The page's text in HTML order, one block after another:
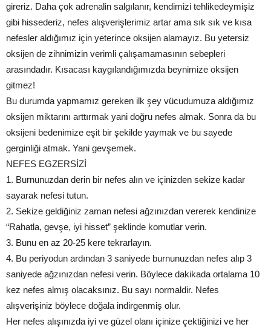
gireriz. Daha çok adrenalin salgılanır, kendimizi tehlikedeymişiz
gibi hissederiz, nefes alışverişlerimiz artar ama sık sık ve kısa
nefesler aldığımız için yeterince oksijen alamayız. Bu yetersiz
oksijen de zihnimizin verimli çalışamamasının sebepleri
arasındadır. Kısacası kaygılandığımızda beynimize oksijen
gitmez!
Bu durumda yapmamız gereken ilk şey vücudumuza aldığımız
oksijen miktarını arttırmak yani doğru nefes almak. Sonra da bu
oksijeni bedenimize eşit bir şekilde yaymak ve bu sayede
gerginliği atmak. Yani gevşemek.
NEFES EGZERSİZİ
1. Burnunuzdan derin bir nefes alın ve içinizden sekize kadar
sayarak nefesi tutun.
2. Sekize geldiğiniz zaman nefesi ağzınızdan vererek kendinize
“Rahatla, gevşe, iyi hisset” şeklinde komutlar verin.
3. Bunu en az 20-25 kere tekrarlayın.
4. Bu periyodun ardından 3 saniyede burnunuzdan nefes alıp 3
saniyede ağzınızdan nefesi verin. Böylece dakikada ortalama 10
kez nefes almış olacaksınız. Bu sayı normaldir. Nefes
alışverişiniz böylece doğala indirgenmiş olur.
Her nefes alışınızda iyi ve güzel olanı içinize çektiğinizi ve her